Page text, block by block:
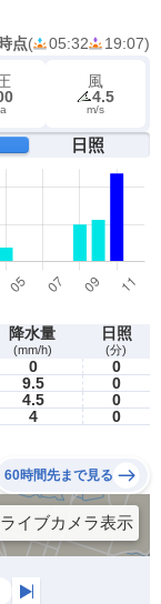
点( 05:32 19:07)
風
4.5
m/s
日照
降水量
(mm/h)
日照
(分)
0
0
9.5
0
4.5
0
4 0
60時間先まで見る